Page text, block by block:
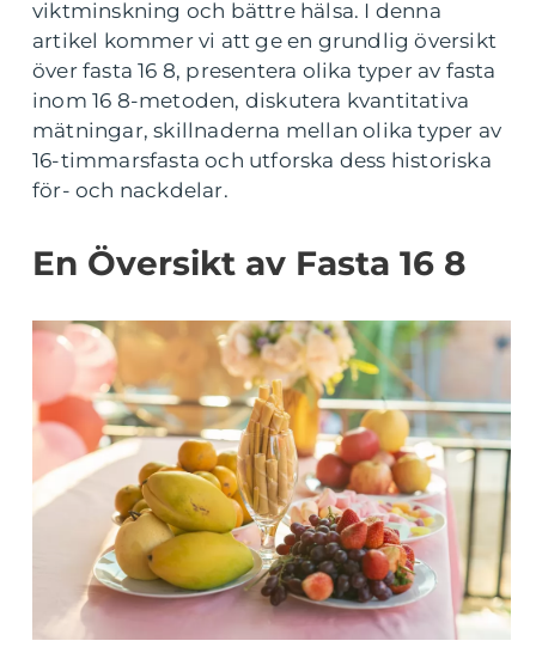
viktminskning och bättre hälsa. I denna
artikel kommer vi att ge en grundlig översikt
över fasta 16 8, presentera olika typer av fasta
inom 16 8-metoden, diskutera kvantitativa
mätningar, skillnaderna mellan olika typer av
16-timmarsfasta och utforska dess historiska
för- och nackdelar.
En Översikt av Fasta 16 8